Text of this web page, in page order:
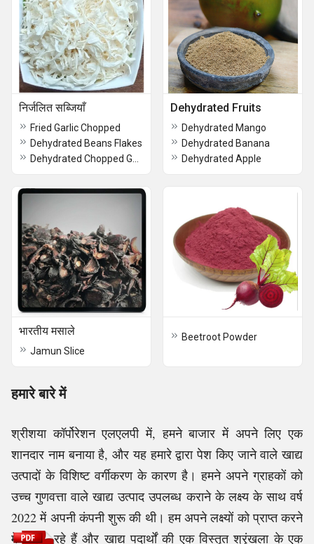
निर्जलित सब्जियाँ
Fried Garlic Chopped
Dehydrated Beans Flakes
Dehydrated Fruits
Dehydrated Mango
Dehydrated Banana
Dehydrated Apple
भारतीय मसाले
Jamun Slice
Beetroot Powder
हमारे बारे में
श्रीशया कॉर्पोरेशन एलएलपी में, हमने बाजार में अपने लिए एक
शानदार नाम बनाया है, और यह हमारे द्वारा पेश किए जाने वाले खाद्य
उत्पादों के विशिष्ट वर्गीकरण के कारण है। हमने अपने ग्राहकों को
उच्च गुणवत्ता वाले खाद्य उत्पाद उपलब्ध कराने के लक्ष्य के साथ वर्ष
2022 में अपनी कंपनी शुरू की थी। हम अपने लक्ष्यों को प्राप्त करने
में सफल रहे हैं और खाद्य पदार्थों की एक विस्तृत श्रृंखला के एक